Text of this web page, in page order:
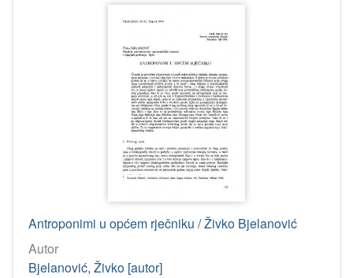
Antroponimi u općem rječniku / Živko Bjelanović
Autor
Bjelanović, Živko [autor]